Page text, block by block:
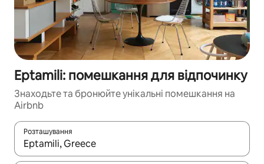
Eptamili: помешкання для відпочинку
Знаходьте та бронюйте унікальні помешкання на
Airbnb
Розташування
Отримавши результати пошуку, використовуйте для